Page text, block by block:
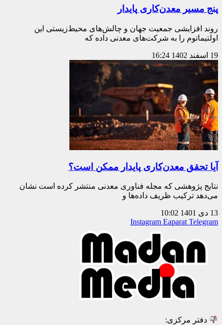
پنج مسیر معدن‌کاری پایدار
روند افزایشی جمعیت جهان و چالش‌‌‌های محیط‌زیستی این
اولتیماتوم را به شرکت‌های معدنی داده که
19 اسفند 1402 16:24
آیا تحقق معدن‌کاری پایدار ممکن است؟
نتایج پژوهشی که مجله فناوری معدنی منتشر کرده است نشان
می‌دهد ترکیب ظریف داده‌‌‌ها و
13 دی 1401
10:02
Instagram Eaparat Telegram
دفتر مرکزی: